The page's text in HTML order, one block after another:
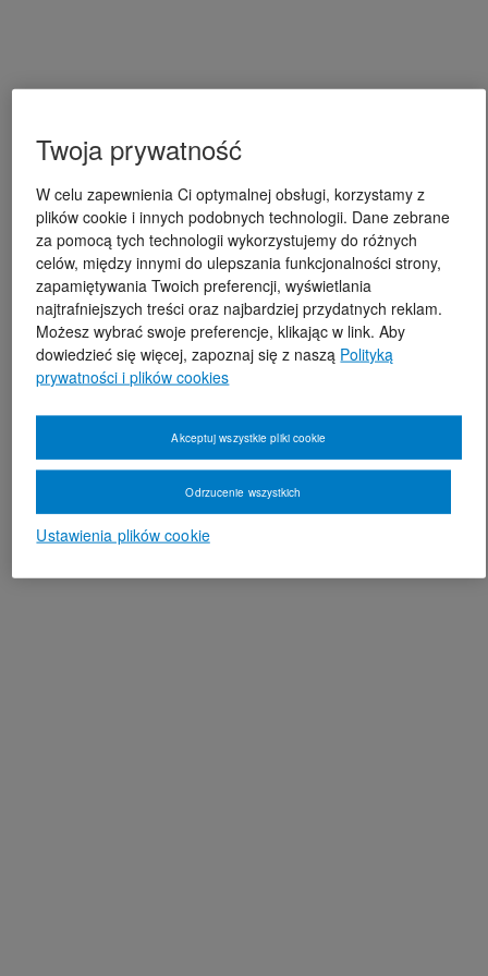
Twoja prywatność
W celu zapewnienia Ci optymalnej obsługi, korzystamy z
plików cookie i innych podobnych technologii. Dane zebrane
za pomocą tych technologii wykorzystujemy do różnych
celów, między innymi do ulepszania funkcjonalności strony,
zapamiętywania Twoich preferencji, wyświetlania
najtrafniejszych treści oraz najbardziej przydatnych reklam.
Możesz wybrać swoje preferencje, klikając w link. Aby
dowiedzieć się więcej, zapoznaj się z naszą Polityką
prywatności i plików cookies
Ustawienia plików cookie
Odrzucenie wszystkich
Akceptuj wszystkie pliki cookie